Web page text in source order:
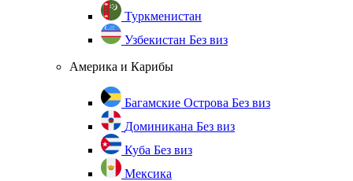
Туркменистан
Узбекистан Без виз
Америка и Карибы
Багамские Острова Без виз
Доминикана Без виз
Куба Без виз
Мексика